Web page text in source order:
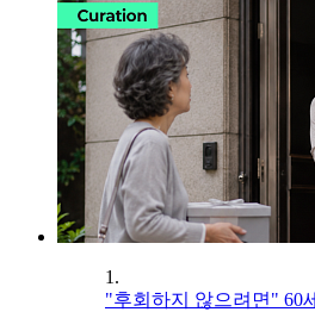
1.
"후회하지 않으려면" 60